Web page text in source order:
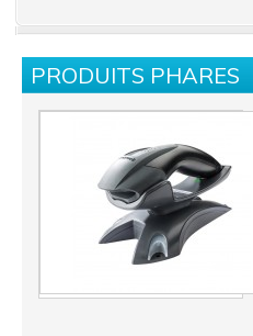
PRODUITS PHARES